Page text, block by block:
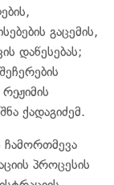
გაცემის,
დაწესებას;
ქადაგიძემ.
ჩამორთმევა
პროცესის